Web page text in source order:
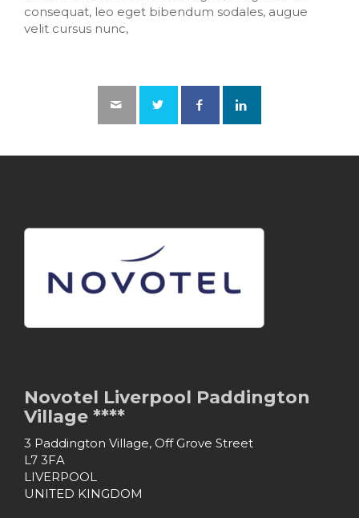
consequat, leo eget bibendum sodales, augue
velit cursus nunc,
Novotel Liverpool Paddington
Village ****
3 Paddington Village, Off Grove Street
L7 3FA
LIVERPOOL
UNITED KINGDOM